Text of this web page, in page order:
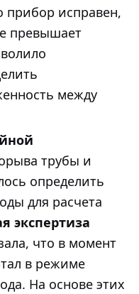
прибор исправен,
превышает
между
трубы и
определить
для расчета
экспертиза
что в момент
в режиме
На основе этих